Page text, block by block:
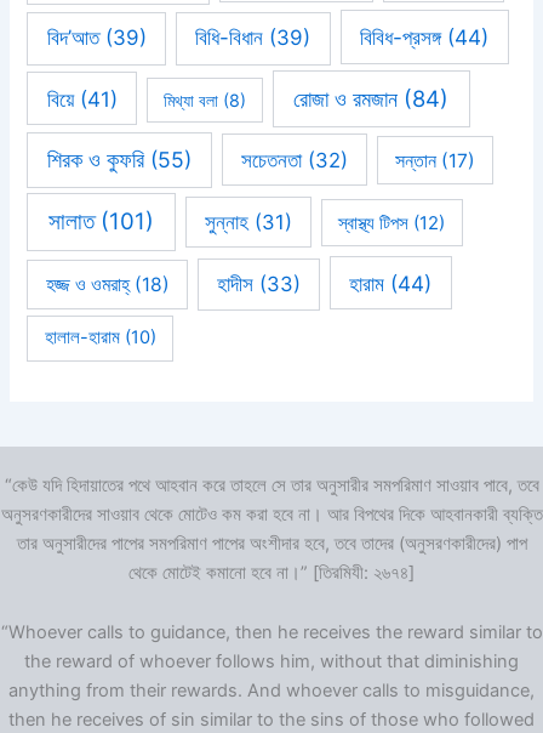
বিদ’আত(39) বিধি-বিধান (39) বিবিধ-প্রসঙ্গ(44)
বিয়ে(41) মিথ্যা বলা(8) রোজা ও রমজান (84)
শিরক ও কুফরি(55) সচেতনতা(32) সন্তান(17)
সালাত(101) সুন্নাহ (31) স্বাস্থ্য টিপস (12)
হজ্জ ও ওমরাহ্‌(18) হাদীস(33) হারাম (44)
হালাল-হারাম(10)
“কেউ যদি হিদায়াতের পথে আহবান করে তাহলে সে তার অনুসারীর সমপরিমাণ সাওয়াব পাবে, তবে
অনুসরণকারীদের সাওয়াব থেকে মোটেও কম করা হবে না। আর বিপথের দিকে আহবানকারী ব্যক্তি
তার অনুসারীদের পাপের সমপরিমাণ পাপের অংশীদার হবে, তবে তাদের (অনুসরণকারীদের) পাপ
থেকে মোটেই কমানো হবে না।” [তিরমিযী: ২৬৭৪]
“Whoever calls to guidance, then he receives the reward similar to
the reward of whoever follows him, without that diminishing
anything from their rewards. And whoever calls to misguidance,
then he receives of sin similar to the sins of those who followed